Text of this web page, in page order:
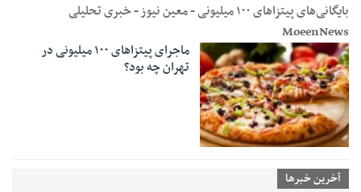
بایگانی‌های پیتزاهای ۱۰۰ میلیونی - معین نیوز - خبری تحلیلی
MoeenNews
ماجرای پیتزاهای ۱۰۰ میلیونی در
تهران چه بود؟
آخرین خبرها